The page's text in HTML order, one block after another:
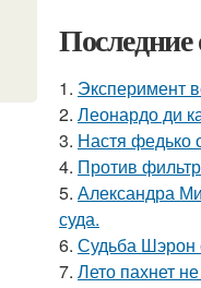
Последние
1. Эксперимент
2. Леонардо ди
3. Настя федько
4. Против
5. Александра
суда.
6. Судьба Шэрон
7. Лето пахнет